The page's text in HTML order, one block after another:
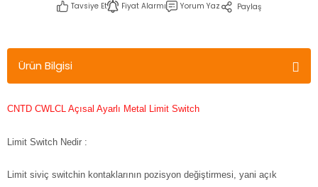
Tavsiye Et Fiyat Alarmı Yorum Yaz Paylaş
Ürün Bilgisi
CNTD CWLCL Açısal Ayarlı Metal Limit Switch
Limit Switch Nedir :
Limit siviç switchin kontaklarının pozisyon değiştirmesi, yani açık